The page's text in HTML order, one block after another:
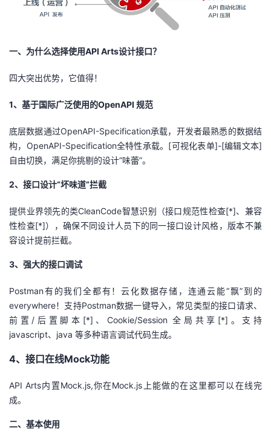
者
坛
圈
子
的
直
播
我
的
活
动
我
的
关
注
我
的
开
者
学
堂
我
我
的
Programs
我
持
我
一、为什么选择使用API Arts设计接口？
四大突出优势，它值得！
1、基于国际广泛使用的OpenAPI 规范
底层数据通过OpenAPI-Specification承载，开发者最熟悉的数据结
构，OpenAPI-Specification全特性承载。[可视化表单]-[编辑文本]
自由切换，满足你挑剔的设计“味蕾”。
2、接口设计“坏味道”拦截
提供业界领先的类CleanCode智慧识别（接口规范性检查[*]、兼容
性检查[*]），确保不同设计人员下的同一接口设计风格，版本不兼
容设计提前拦截。
3、强大的接口调试
Postman有的我们全都有！云化数据存储，连通云能“飘”到的
everywhere！支持Postman数据一键导入，常见类型的接口请求、
前置/后置脚本 [*] 、Cookie/Session 全局共享 [*] 。支持
javascript、java 等多种语言调试代码生成。
4、接口在线Mock功能
API Arts内置Mock.js,你在Mock.js上能做的在这里都可以在线完
成。
二、基本使用